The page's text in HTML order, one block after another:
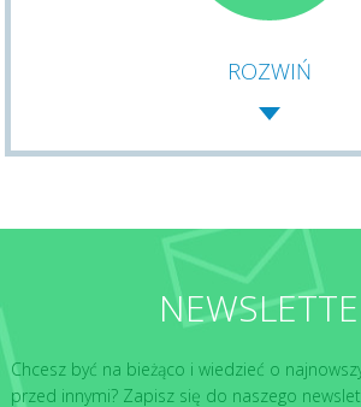
ROZWIŃ
Chcesz być na bieżąco i wiedzieć o
przed innymi? Zapisz się do naszego